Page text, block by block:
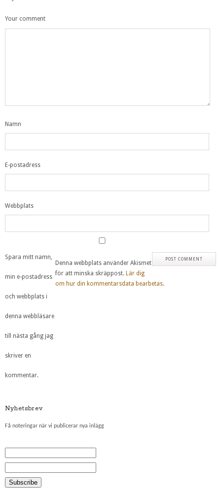
Your comment
Namn
E-postadress
Webbplats
Spara mitt namn,
min e-postadress
och webbplats i
denna webbläsare
till nästa gång jag
skriver en
kommentar.
Denna webbplats använder Akismet
för att minska skräppost. Lär dig
om hur din kommentarsdata bearbetas.
Nyhetsbrev
Få noteringar när vi publicerar nya inlägg